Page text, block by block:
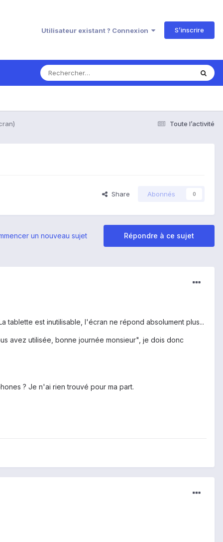
Utilisateur existant ? Connexion S’inscrire
Toute l’activité
Share Abonnés 0
Répondre à ce sujet
un nouveau sujet
tablette est inutilisable, l'écran ne répond absolument plus...
avez utilisée, bonne journée monsieur", je dois donc
? Je n'ai rien trouvé pour ma part.